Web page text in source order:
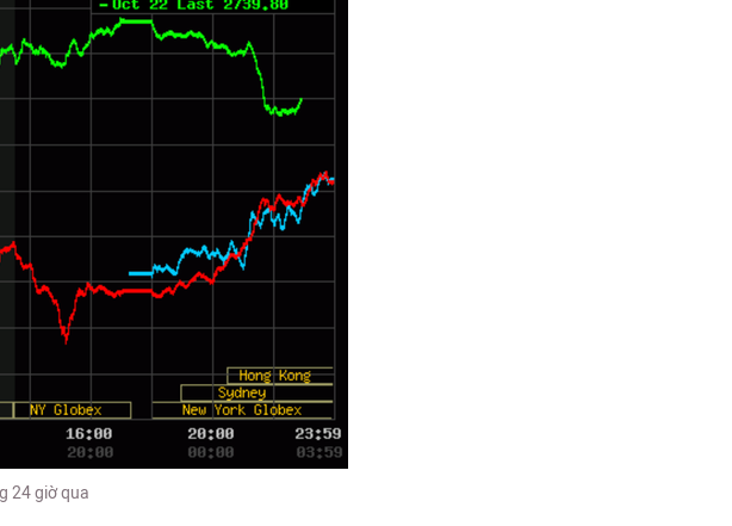
24 giờ qua